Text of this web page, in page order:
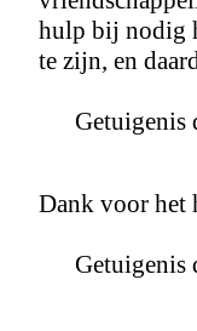
hulp bij nodig
te zijn, en
Getuigenis
Dank voor het
Getuigenis